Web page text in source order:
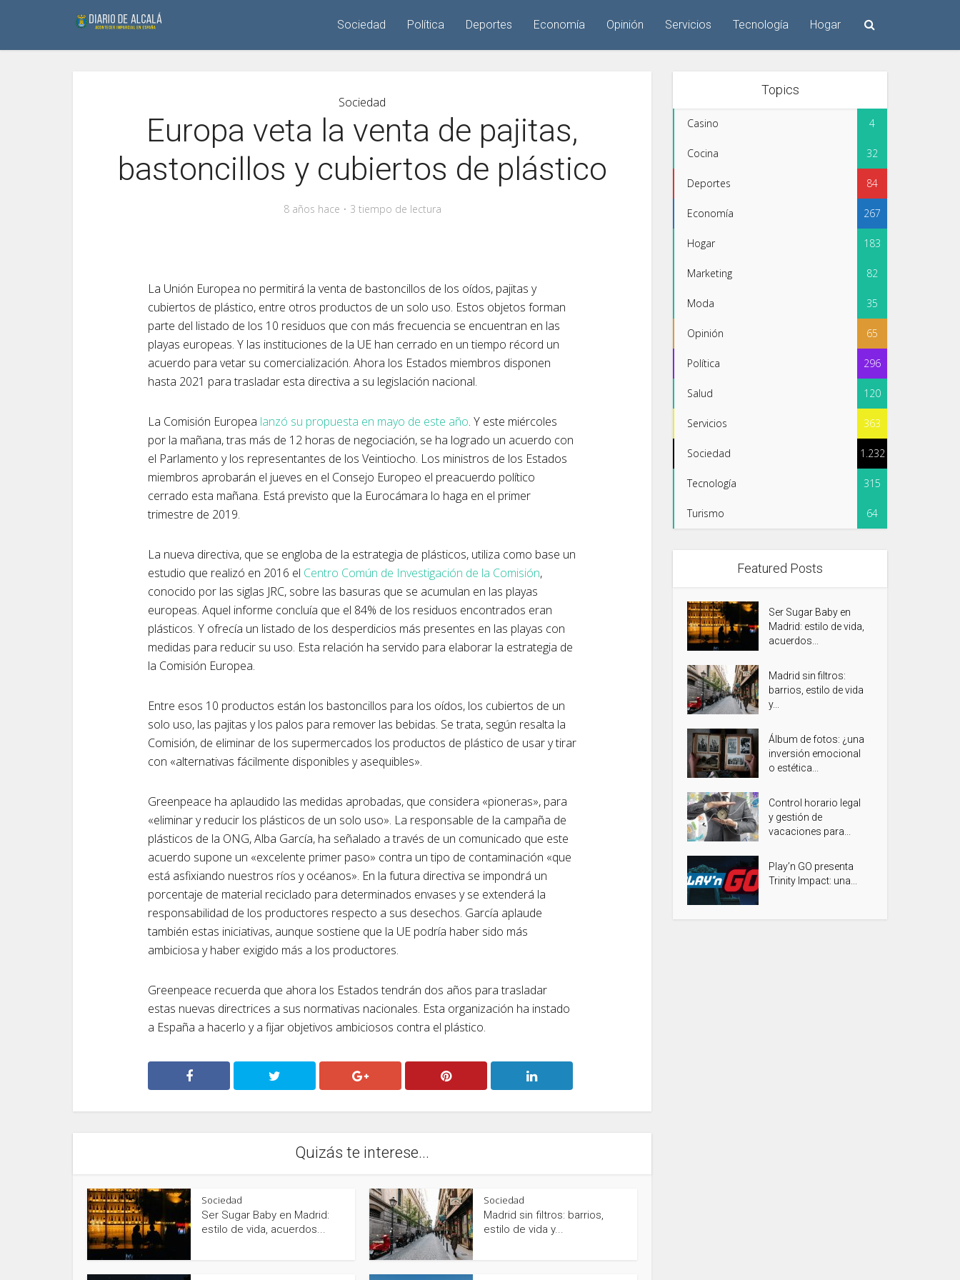
Sociedad Política Deportes Economía Opinión Servicios Tecnología Hogar
Sociedad
Europa veta la venta de pajitas,
bastoncillos y cubiertos de plástico
8 años hace 3 tiempo de lectura
La Unión Europea no permitirá la venta de bastoncillos de los oídos, pajitas y
cubiertos de plástico, entre otros productos de un solo uso. Estos objetos forman
parte del listado de los 10 residuos que con más frecuencia se encuentran en las
playas europeas. Y las instituciones de la UE han cerrado en un tiempo récord un
acuerdo para vetar su comercialización. Ahora los Estados miembros disponen
hasta 2021 para trasladar esta directiva a su legislación nacional.
La Comisión Europea lanzó su propuesta en mayo de este año. Y este miércoles
por la mañana, tras más de 12 horas de negociación, se ha logrado un acuerdo con
el Parlamento y los representantes de los Veintiocho. Los ministros de los Estados
miembros aprobarán el jueves en el Consejo Europeo el preacuerdo político
cerrado esta mañana. Está previsto que la Eurocámara lo haga en el primer
trimestre de 2019.
La nueva directiva, que se engloba de la estrategia de plásticos, utiliza como base un
estudio que realizó en 2016 el Centro Común de Investigación de la Comisión,
conocido por las siglas JRC, sobre las basuras que se acumulan en las playas
europeas. Aquel informe concluía que el 84% de los residuos encontrados eran
plásticos. Y ofrecía un listado de los desperdicios más presentes en las playas con
medidas para reducir su uso. Esta relación ha servido para elaborar la estrategia de
la Comisión Europea.
Entre esos 10 productos están los bastoncillos para los oídos, los cubiertos de un
solo uso, las pajitas y los palos para remover las bebidas. Se trata, según resalta la
Comisión, de eliminar de los supermercados los productos de plástico de usar y tirar
con «alternativas fácilmente disponibles y asequibles».
Greenpeace ha aplaudido las medidas aprobadas, que considera «pioneras», para
«eliminar y reducir los plásticos de un solo uso». La responsable de la campaña de
plásticos de la ONG, Alba García, ha señalado a través de un comunicado que este
acuerdo supone un «excelente primer paso» contra un tipo de contaminación «que
está asfixiando nuestros ríos y océanos». En la futura directiva se impondrá un
porcentaje de material reciclado para determinados envases y se extenderá la
responsabilidad de los productores respecto a sus desechos. García aplaude
también estas iniciativas, aunque sostiene que la UE podría haber sido más
ambiciosa y haber exigido más a los productores.
Greenpeace recuerda que ahora los Estados tendrán dos años para trasladar
estas nuevas directrices a sus normativas nacionales. Esta organización ha instado
a España a hacerlo y a fijar objetivos ambiciosos contra el plástico.
Quizás te interese...
Sociedad
Ser Sugar Baby en Madrid:
estilo de vida, acuerdos...
Sociedad
Madrid sin filtros: barrios,
estilo de vida y...
Topics
Casino 4
Cocina 32
Deportes 84
Economía 267
Hogar 183
Marketing 82
Moda 35
Opinión 65
Política 296
Salud 120
Servicios 363
Sociedad 1.232
Tecnología 315
Turismo 64
Featured Posts
Ser Sugar Baby en
Madrid: estilo de vida,
acuerdos...
Madrid sin filtros:
barrios, estilo de vida
y...
Álbum de fotos: ¿una
inversión emocional
o estética...
Control horario legal
y gestión de
vacaciones para...
Play’n GO presenta
Trinity Impact: una...